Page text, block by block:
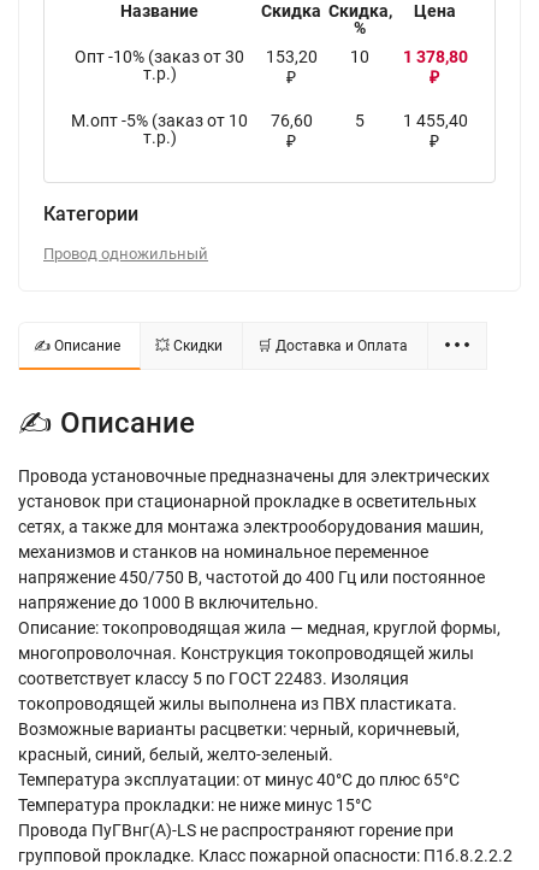
Название Скидка Скидка,
%
Цена
Опт -10% (заказ от 30
т.р.)
153,20
₽
10 1 378,80
₽
М.опт -5% (заказ от 10
т.р.)
76,60
₽
5 1 455,40
₽
Категории
Провод одножильный
✍ Описание 💥 Скидки 🛒 Доставка и Оплата
✍ Описание
Провода установочные предназначены для электрических
установок при стационарной прокладке в осветительных
сетях, а также для монтажа электрооборудования машин,
механизмов и станков на номинальное переменное
напряжение 450/750 В, частотой до 400 Гц или постоянное
напряжение до 1000 В включительно.
Описание: токопроводящая жила — медная, круглой формы,
многопроволочная. Конструкция токопроводящей жилы
соответствует классу 5 по ГОСТ 22483. Изоляция
токопроводящей жилы выполнена из ПВХ пластиката.
Возможные варианты расцветки: черный, коричневый,
красный, синий, белый, желто-зеленый.
Температура эксплуатации: от минус 40°С до плюс 65°С
Температура прокладки: не ниже минус 15°С
Провода ПуГВнг(А)-LS не распространяют горение при
групповой прокладке. Класс пожарной опасности: П1б.8.2.2.2